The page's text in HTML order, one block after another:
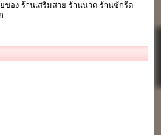
ของ ร้านเสริมสวย ร้านนวด ร้านซักรีด